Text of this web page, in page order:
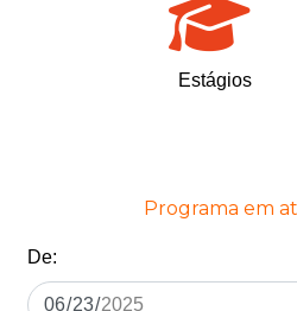
Estágios
Programa em
De: